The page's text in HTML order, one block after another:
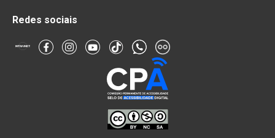
Redes sociais